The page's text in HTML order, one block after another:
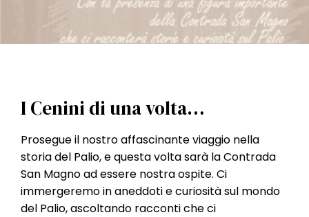
o
I Cenini di una volta…
Prosegue il nostro affascinante viaggio nella
storia del Palio, e questa volta sarà la Contrada
San Magno ad essere nostra ospite. Ci
immergeremo in aneddoti e curiosità sul mondo
del Palio, ascoltando racconti che ci